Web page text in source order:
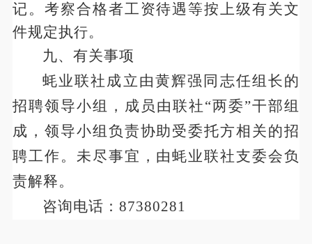
记。考察合格者工资待遇等按上级有关文
件规定执行。
九、 有关事项
蚝业联社成立由黄辉强同志任组长的
招聘领导小组，成员由联社“两委”干部组
成，领导小组负责协助受委托方相关的招
聘工作。未尽事宜，由蚝业联社支委会负
责解释。
咨询电话： 87380281